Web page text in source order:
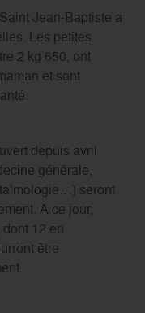
Jean-Baptiste a
Les petites
2 kg 650, ont
et sont
depuis avril
générale,
seront
A ce jour,
12 en
être